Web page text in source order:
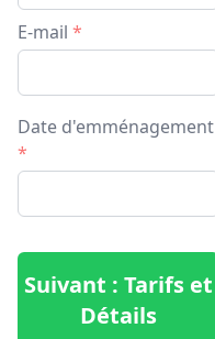
E-mail *
Date d'emménagement
*
Suivant : Tarifs et
Détails